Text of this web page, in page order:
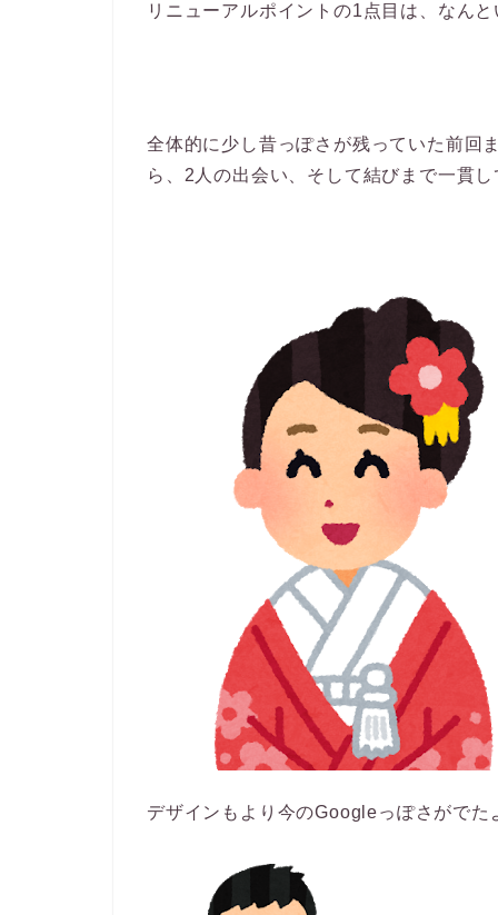
リニューアルポイントの1点目は、なん
全体的に少し昔っぽさが残っていた前回
ら、2人の出会い、そして結びまで一貫
デザインもより今のGoogleっぽさがでた